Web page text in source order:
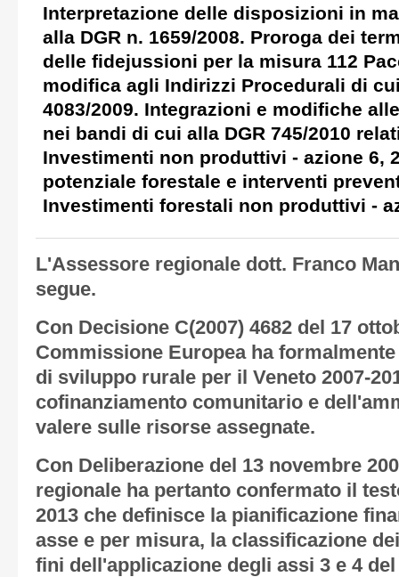
Interpretazione delle disposizioni in
alla DGR n. 1659/2008. Proroga dei
delle fidejussioni per la misura 112
modifica agli Indirizzi Procedurali di
4083/2009. Integrazioni e modifiche
nei bandi di cui alla DGR 745/2010
Investimenti non produttivi - azione 6,
potenziale forestale e interventi
Investimenti forestali non produttivi -
L'Assessore regionale dott. Franco
segue.
Con Decisione C(2007) 4682 del 17
Commissione Europea ha
di sviluppo rurale per il Veneto 2007-
cofinanziamento comunitario e
valere sulle risorse assegnate.
Con Deliberazione del 13 novembre
regionale ha pertanto confermato il
2013 che definisce la pianificazione
asse e per misura, la classificazione
fini dell'applicazione degli assi 3 e 4